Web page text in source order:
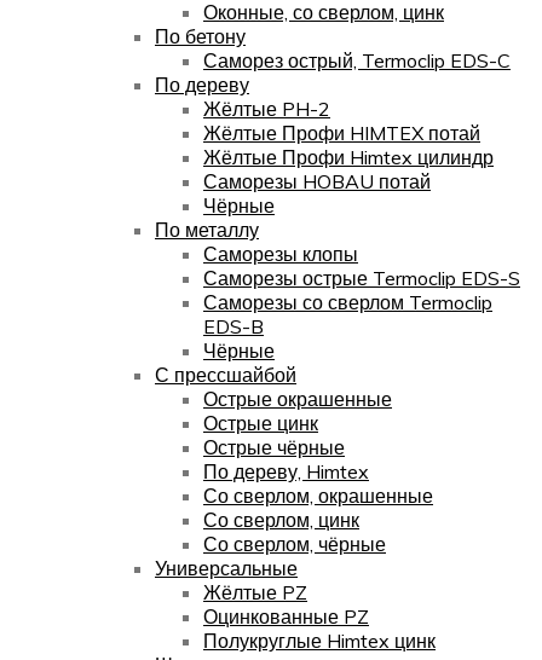
Оконные, со сверлом, цинк
По бетону
Саморез острый, Termoclip EDS-C
По дереву
Жёлтые PH-2
Жёлтые Профи HIMTEX потай
Жёлтые Профи Himtex цилиндр
Саморезы HOBAU потай
Чёрные
По металлу
Саморезы клопы
Саморезы острые Termoclip EDS-S
Саморезы со сверлом Termoclip
EDS-B
Чёрные
С прессшайбой
Острые окрашенные
Острые цинк
Острые чёрные
По дереву, Himtex
Со сверлом, окрашенные
Со сверлом, цинк
Со сверлом, чёрные
Универсальные
Жёлтые PZ
Оцинкованные PZ
Полукруглые Himtex цинк